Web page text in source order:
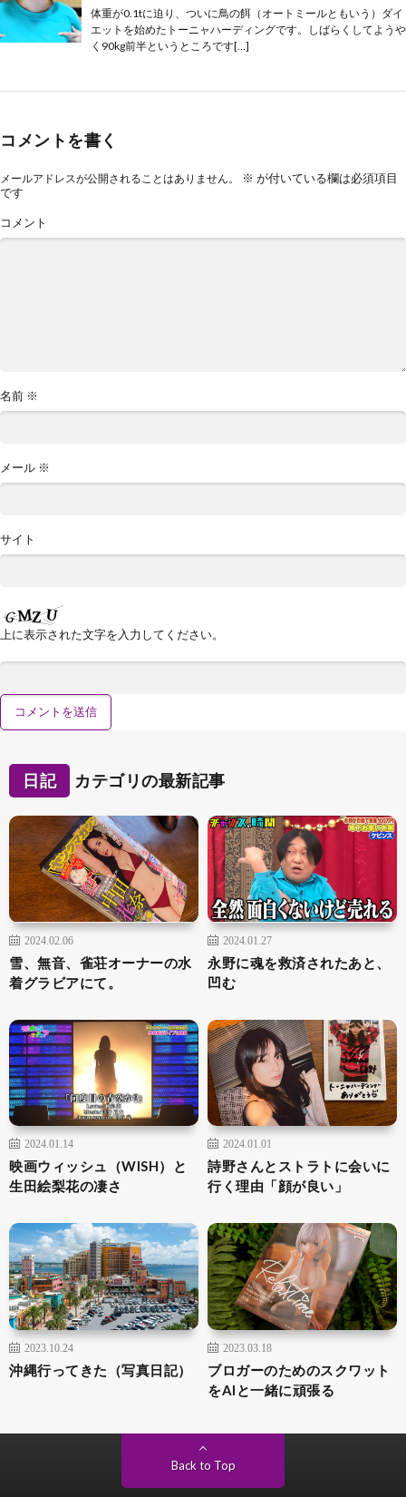
体重が0.1tに迫り、ついに鳥の餌（オートミールともいう）ダイ
エットを始めたトーニャハーディングです。しばらくしてようや
く90kg前半というところです[…]
コメントを書く
メールアドレスが公開されることはありません。 ※ が付いている欄は必須項目
です
コメント
名前 ※
メール ※
サイト
上に表示された文字を入力してください。
日記 カテゴリの最新記事
2024.02.06
雪、無音、雀荘オーナーの水
着グラビアにて。
2024.01.27
永野に魂を救済されたあと、
凹む
2024.01.14
映画ウィッシュ（WISH）と
生田絵梨花の凄さ
2024.01.01
詩野さんとストラトに会いに
行く理由「顔が良い」
2023.10.24
沖縄行ってきた（写真日記）
2023.03.18
ブロガーのためのスクワット
をAIと一緒に頑張る
Back to Top